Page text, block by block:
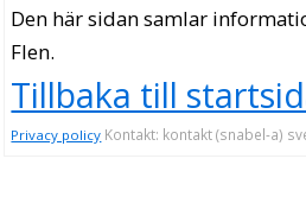
Den här sidan samlar
Flen.
Tillbaka till
Privacy policy Kontakt: kontakt (snabel-a)